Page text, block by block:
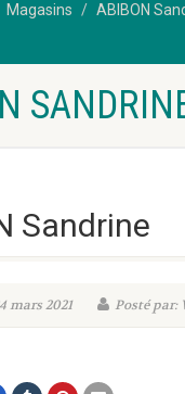
Magasins ABIBON
Sandrine
mars 2021 Posté par: